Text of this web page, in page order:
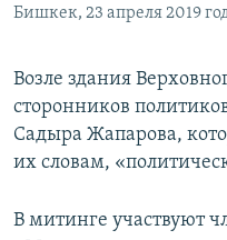
Бишкек, 23 апреля 2019
Возле здания
сторонников
Садыра Жапарова,
их словам,
В митинге участвуют